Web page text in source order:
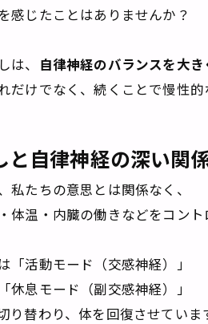
感じたことはありませんか？
は、 自律神経のバランスを大
だけでなく、続くことで慢性的
と自律神経の深い関
私たちの意思とは関係なく、
体温・内臓の働きなどをコント
活動モード（交感神経）」
息モード（副交感神経）」
り替わり、体を回復させていま